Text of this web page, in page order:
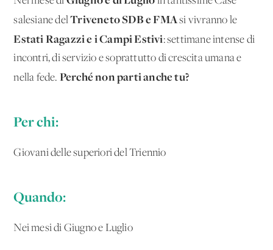
salesiane delTriveneto SDB e FMAsi vivranno le
Estati Ragazzi e i Campi Estivi: settimane intense di
incontri, di servizio e soprattutto di crescita umana e
nella fede. Perché non parti anche tu?
Per chi:
Giovani delle superiori del Triennio
Quando:
Nei mesi di Giugno e Luglio